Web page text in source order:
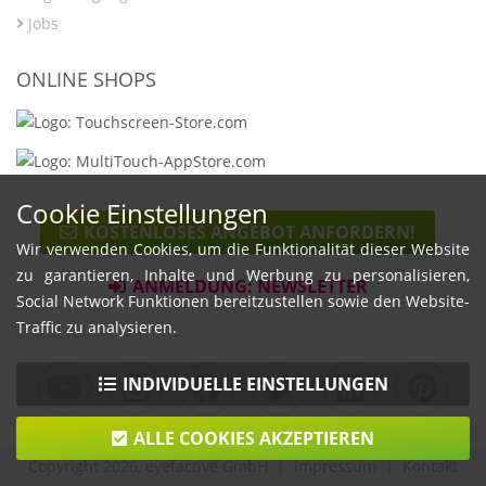
Jobs
ONLINE SHOPS
KOSTENLOSES ANGEBOT ANFORDERN!
ANMELDUNG: NEWSLETTER
Copyright 2026, eyefactive GmbH |Impressum|Kontakt
Cookie Einstellungen
Wir verwenden Cookies, um die Funktionalität dieser Website
zu garantieren, Inhalte und Werbung zu personalisieren,
Social Network Funktionen bereitzustellen sowie den Website-
Traffic zu analysieren.
INDIVIDUELLE EINSTELLUNGEN
ALLE COOKIES AKZEPTIEREN